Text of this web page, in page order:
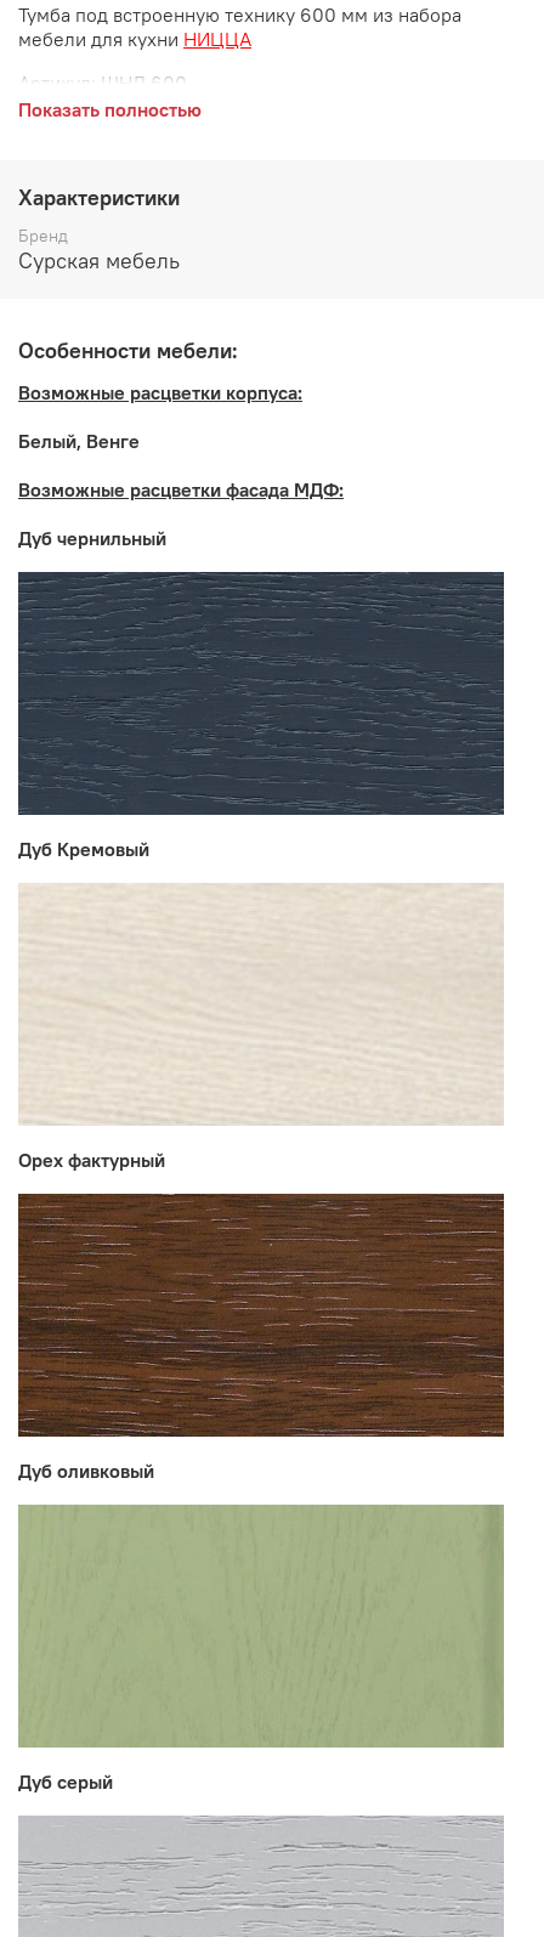
Тумба под встроенную технику 600 мм из набора
мебели для кухни НИЦЦА
Артикул : ШНД 600
глубина 480 мм
высота 850 мм
Производитель:
Мебельная фабрика СУРСКАЯ МЕБЕЛЬ
Показать полностью
Характеристики
Бренд
Сурская мебель
Особенности мебели:
Возможные расцветки корпуса:
Белый, Венге
Возможные расцветки фасада МДФ:
Дуб чернильный
Дуб Кремовый
Орех фактурный
Дуб оливковый
Дуб серый